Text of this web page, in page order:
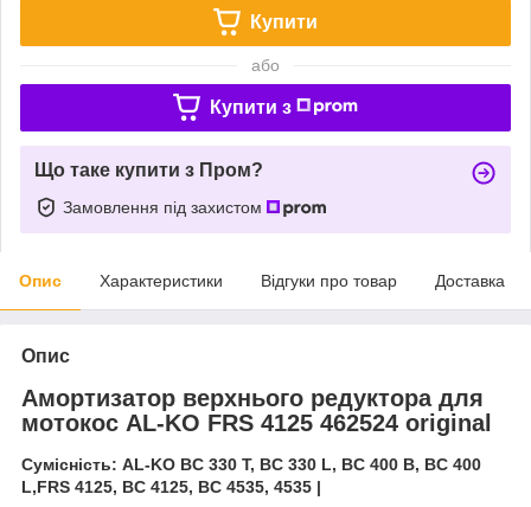
Купити
або
Купити з
Що таке купити з Пром?
Замовлення під захистом
Опис Характеристики Відгуки про товар Доставка
Опис
Амортизатор верхнього редуктора для
мотокос AL-KO FRS 4125 462524 original
Сумісність: AL-KO BC 330 T, BC 330 L, BC 400 B, BC 400
L,FRS 4125, BC 4125, BC 4535, 4535 |